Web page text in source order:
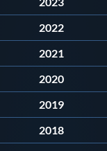
2022
2021
2020
2019
2018